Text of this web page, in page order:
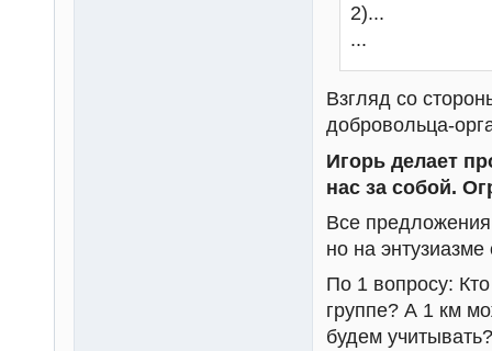
2)...
...
Взгляд со
добровольца-
Игорь делает
нас за собой.
Все
но на
По 1 вопросу:
группе? А 1 км
будем